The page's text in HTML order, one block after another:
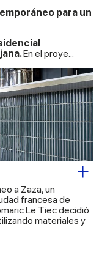
para un
En el proye...
a Zaza, un
francesa de
Le Tiec decidió
materiales y